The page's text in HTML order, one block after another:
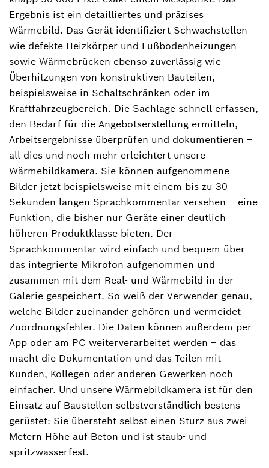
Ergebnis ist ein detailliertes und präzises
Wärmebild. Das Gerät identifiziert Schwachstellen
wie defekte Heizkörper und Fußbodenheizungen
sowie Wärmebrücken ebenso zuverlässig wie
Überhitzungen von konstruktiven Bauteilen,
beispielsweise in Schaltschränken oder im
Kraftfahrzeugbereich. Die Sachlage schnell erfassen,
den Bedarf für die Angebotserstellung ermitteln,
Arbeitsergebnisse überprüfen und dokumentieren –
all dies und noch mehr erleichtert unsere
Wärmebildkamera. Sie können aufgenommene
Bilder jetzt beispielsweise mit einem bis zu 30
Sekunden langen Sprachkommentar versehen ‒ eine
Funktion, die bisher nur Geräte einer deutlich
höheren Produktklasse bieten. Der
Sprachkommentar wird einfach und bequem über
das integrierte Mikrofon aufgenommen und
zusammen mit dem Real- und Wärmebild in der
Galerie gespeichert. So weiß der Verwender genau,
welche Bilder zueinander gehören und vermeidet
Zuordnungsfehler. Die Daten können außerdem per
App oder am PC weiterverarbeitet werden ‒ das
macht die Dokumentation und das Teilen mit
Kunden, Kollegen oder anderen Gewerken noch
einfacher. Und unsere Wärmebildkamera ist für den
Einsatz auf Baustellen selbstverständlich bestens
gerüstet: Sie übersteht selbst einen Sturz aus zwei
Metern Höhe auf Beton und ist staub- und
spritzwasserfest.